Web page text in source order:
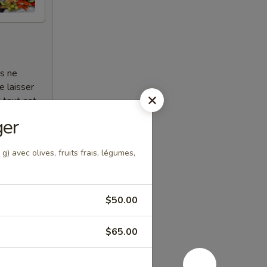
ne
laisser
tout est
la
avec olives, fruits frais, légumes,
$50.00
$65.00